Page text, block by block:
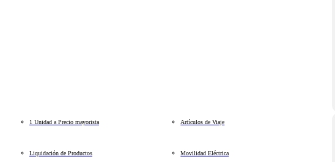
1 Unidad a Precio mayorista Artículos de Viaje
Liquidación de Productos Movilidad Eléctrica